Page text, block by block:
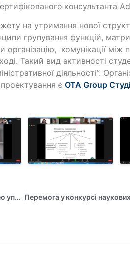
на утримання нової
групування функцій,
організацію, комунікації між
Такий вид активності
діяльності”.
проектування єOTA Group
Практико-орієнтована підготовка здобувачів вищої освіти кафедрою управління ім. Олега Балацького